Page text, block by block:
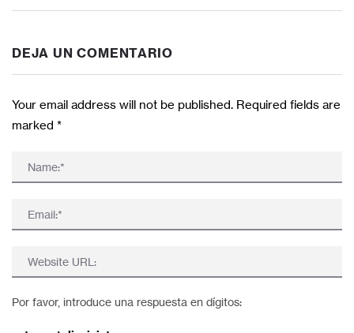
DEJA UN COMENTARIO
Your email address will not be published. Required fields are
marked *
Por favor, introduce una respuesta en dígitos: